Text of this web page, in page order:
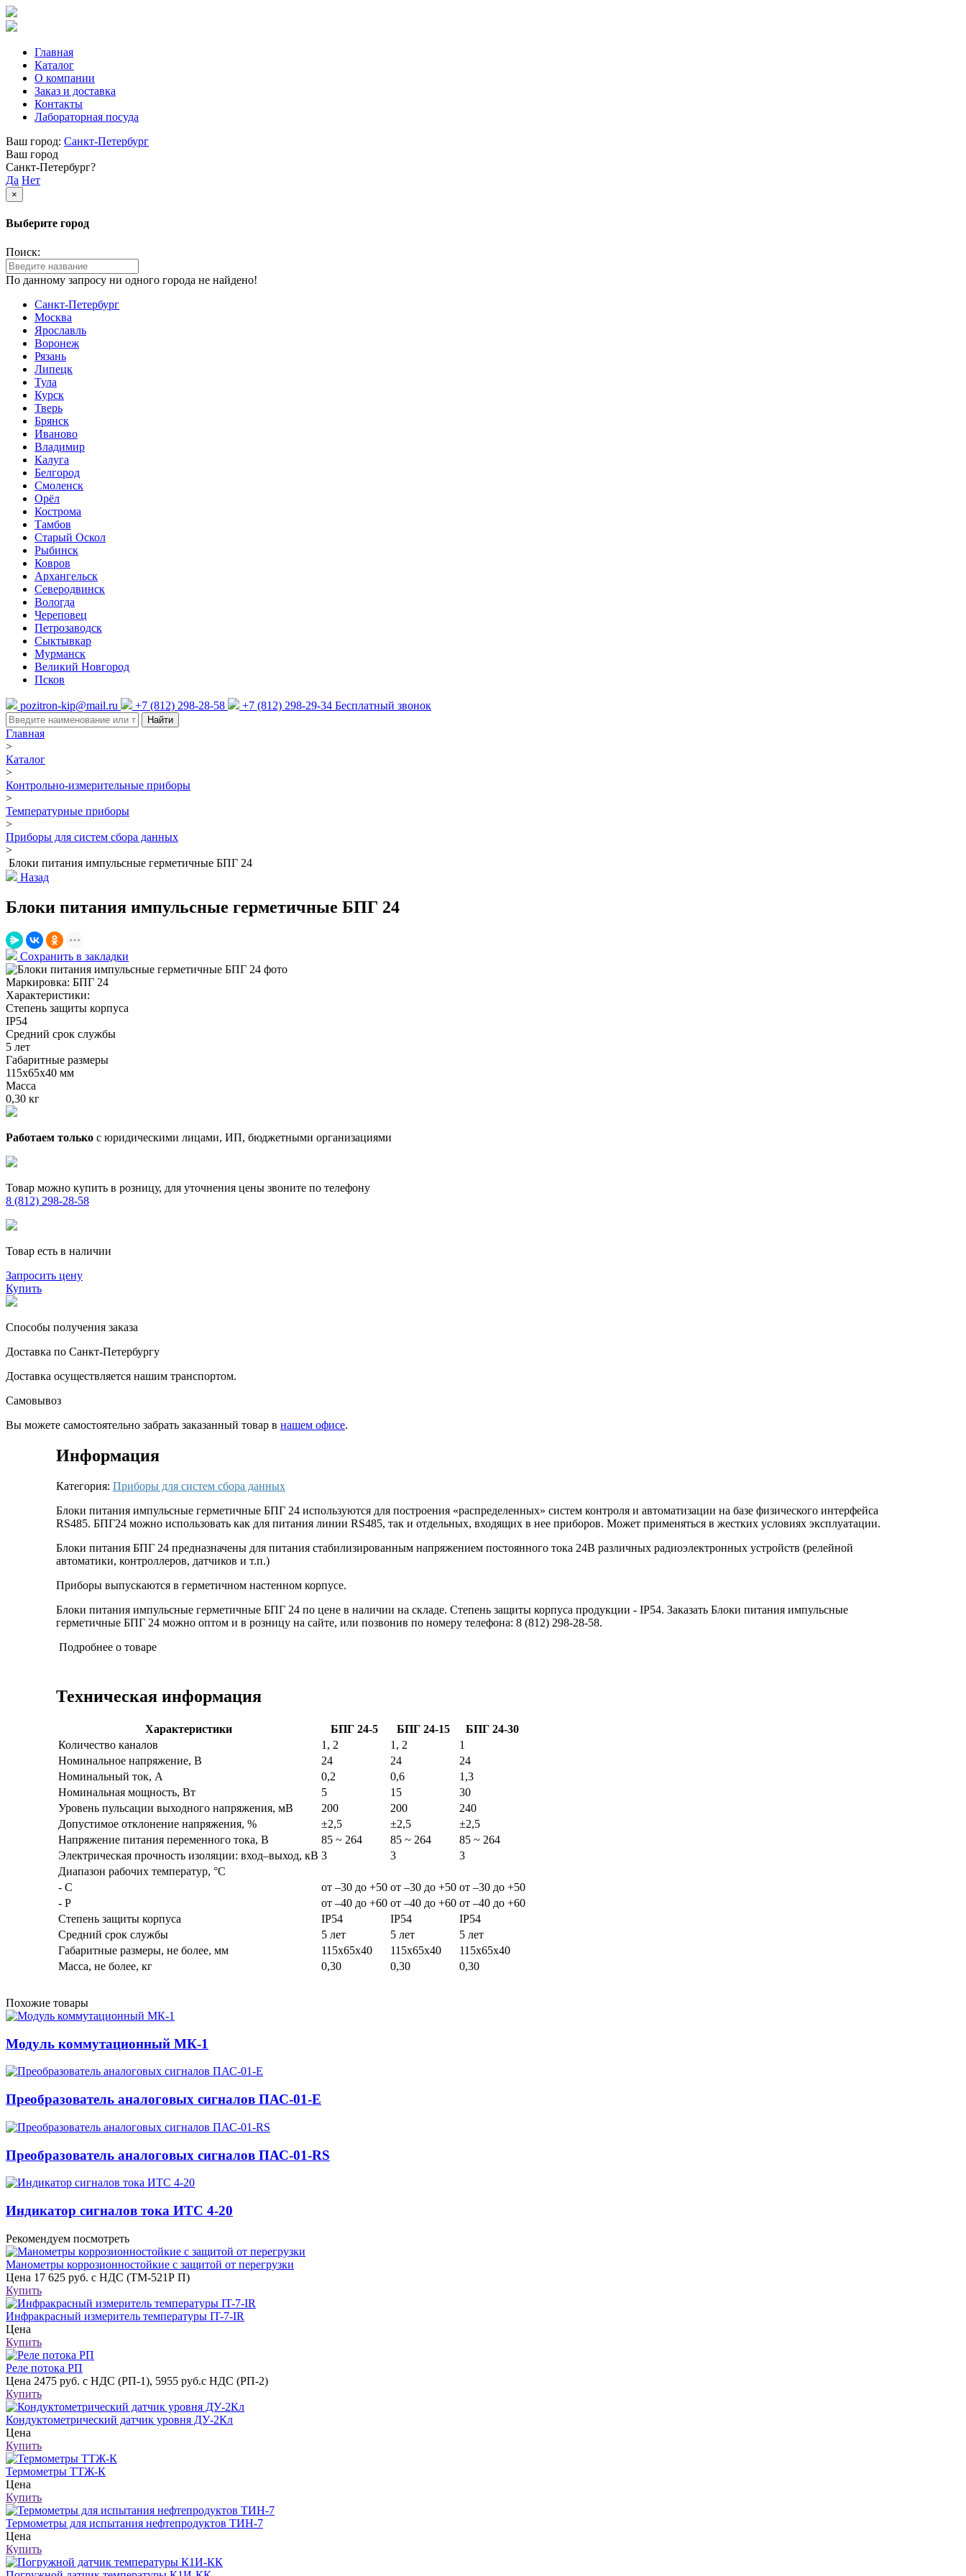
Главная
Каталог
О компании
Заказ и доставка
Контакты
Лабораторная посуда
Ваш город: Санкт-Петербург
Ваш город
Санкт-Петербург?
Да Нет
×
Выберите город
Поиск:
По данному запросу ни одного города не найдено!
Санкт-Петербург
Москва
Ярославль
Воронеж
Рязань
Липецк
Тула
Курск
Тверь
Брянск
Иваново
Владимир
Калуга
Белгород
Смоленск
Орёл
Кострома
Тамбов
Старый Оскол
Рыбинск
Ковров
Архангельск
Северодвинск
Вологда
Череповец
Петрозаводск
Сыктывкар
Мурманск
Великий Новгород
Псков
pozitron-kip@mail.ru +7 (812) 298-28-58 +7 (812) 298-29-34 Бесплатный звонок
Найти
Главная
>
Каталог
>
Контрольно-измерительные приборы
>
Температурные приборы
>
Приборы для систем сбора данных
>
Блоки питания импульсные герметичные БПГ 24
Назад
Блоки питания импульсные герметичные БПГ 24
Сохранить в закладки
Маркировка: БПГ 24
Характеристики:
Степень защиты корпуса
IP54
Средний срок службы
5 лет
Габаритные размеры
115х65х40 мм
Масса
0,30 кг
Работаем только с юридическими лицами, ИП, бюджетными организациями
Товар можно купить в розницу, для уточнения цены звоните по телефону
8 (812) 298-28-58
Товар есть в наличии
Запросить цену
Купить
Способы получения заказа
Доставка по Санкт-Петербургу
Доставка осуществляется нашим транспортом.
Самовывоз
Вы можете самостоятельно забрать заказанный товар в нашем офисе.
Информация
Категория: Приборы для систем сбора данных
Блоки питания импульсные герметичные БПГ 24 используются для построения «распределенных» систем контроля и автоматизации на базе физического интерфейса
RS485. БПГ24 можно использовать как для питания линии RS485, так и отдельных, входящих в нее приборов. Может применяться в жестких условиях эксплуатации.
Блоки питания БПГ 24 предназначены для питания стабилизированным напряжением постоянного тока 24В различных радиоэлектронных устройств (релейной
автоматики, контроллеров, датчиков и т.п.)
Приборы выпускаются в герметичном настенном корпусе.
Блоки питания импульсные герметичные БПГ 24 по цене в наличии на складе. Степень защиты корпуса продукции - IP54. Заказать Блоки питания импульсные
герметичные БПГ 24 можно оптом и в розницу на сайте, или позвонив по номеру телефона: 8 (812) 298-28-58.
Подробнее о товаре
Техническая информация
Характеристики БПГ 24-5 БПГ 24-15
БПГ 24-30
Количество каналов
1, 2 1, 2
1
Номинальное напряжение, В
24 24
24
Номинальный ток, А
0,2 0,6
1,3
Номинальная мощность, Вт
5 15
30
Уровень пульсации выходного напряжения, мВ
200 200
240
Допустимое отклонение напряжения, %
±2,5 ±2,5
±2,5
Напряжение питания переменного тока, В
85 ~ 264 85 ~ 264
85 ~ 264
Электрическая прочность изоляции: вход–выход, кВ 3 3
3
Диапазон рабочих температур, °С
- С
от –30 до +50 от –30 до +50 от –30 до +50
- Р
от –40 до +60 от –40 до +60 от –40 до +60
Степень защиты корпуса
IP54 IP54
IP54
Средний срок службы
5 лет 5 лет
5 лет
Габаритные размеры, не более, мм
115х65х40 115х65х40
115х65х40
Масса, не более, кг
0,30 0,30 0,30
Похожие товары
Модуль коммутационный МК-1
Преобразователь аналоговых сигналов ПАС-01-Е
Преобразователь аналоговых сигналов ПАС-01-RS
Индикатор сигналов тока ИТС 4-20
Рекомендуем посмотреть
Манометры коррозионностойкие с защитой от перегрузки
Цена 17 625 руб. с НДС (ТМ-521Р П)
Купить
Инфракрасный измеритель температуры IT-7-IR
Цена
Купить
Реле потока РП
Цена 2475 руб. с НДС (РП-1), 5955 руб.с НДС (РП-2)
Купить
Кондуктометрический датчик уровня ДУ-2Кл
Цена
Купить
Термометры ТТЖ-К
Цена
Купить
Термометры для испытания нефтепродуктов ТИН-7
Цена
Купить